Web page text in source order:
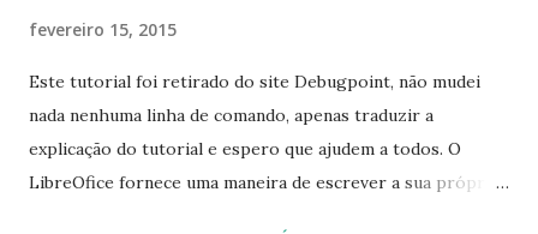
fevereiro 15, 2015
Este tutorial foi retirado do site Debugpoint, não mudei
nada nenhuma linha de comando, apenas traduzir a
explicação do tutorial e espero que ajudem a todos. O
LibreOfice fornece uma maneira de escrever a sua própria